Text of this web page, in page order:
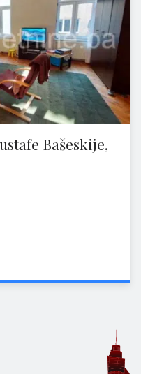
Bašeskije,